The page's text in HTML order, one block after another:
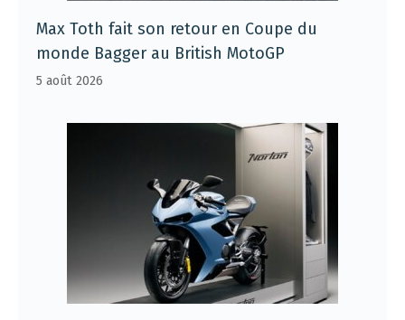
Max Toth fait son retour en Coupe du
monde Bagger au British MotoGP
5 août 2026